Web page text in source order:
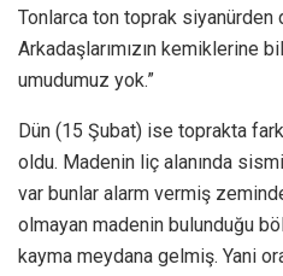
Tonlarca ton toprak siyanürden
Arkadaşlarımızın kemiklerine
umudumuz yok.”
Dün (15 Şubat) ise toprakta
oldu. Madenin liç alanında
var bunlar alarm vermiş
olmayan madenin bulunduğu
kayma meydana gelmiş. Yani